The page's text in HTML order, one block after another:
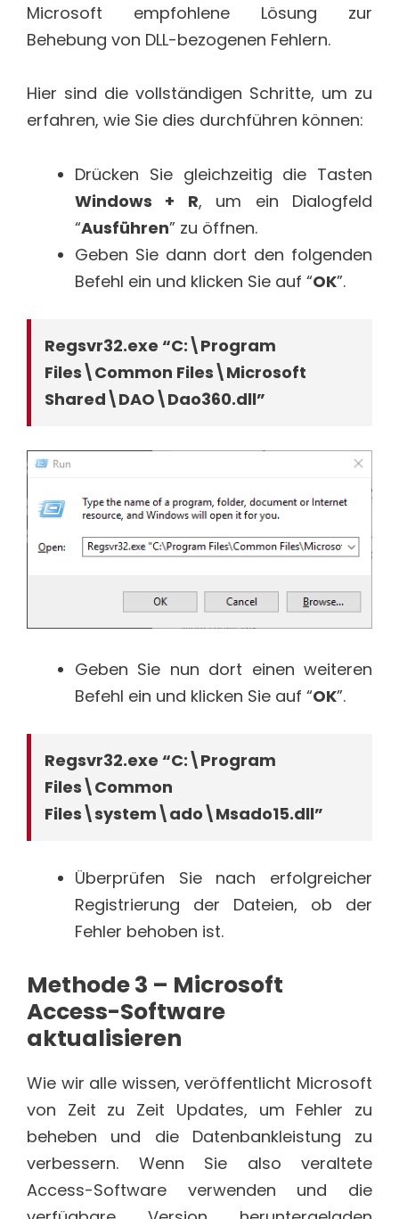
Microsoft empfohlene Lösung zur
Behebung von DLL-bezogenen Fehlern.
Hier sind die vollständigen Schritte, um zu
erfahren, wie Sie dies durchführen können:
Drücken Sie gleichzeitig die Tasten
Windows + R, um ein Dialogfeld
“Ausführen” zu öffnen.
Geben Sie dann dort den folgenden
Befehl ein und klicken Sie auf “OK”.
Regsvr32.exe “C:\Program
Files\Common Files\Microsoft
Shared\DAO\Dao360.dll”
Geben Sie nun dort einen weiteren
Befehl ein und klicken Sie auf “OK”.
Regsvr32.exe “C:\Program
Files\Common
Files\system\ado\Msado15.dll”
Überprüfen Sie nach erfolgreicher
Registrierung der Dateien, ob der
Fehler behoben ist.
Methode 3 – Microsoft
Access-Software
aktualisieren
Wie wir alle wissen, veröffentlicht Microsoft
von Zeit zu Zeit Updates, um Fehler zu
beheben und die Datenbankleistung zu
verbessern. Wenn Sie also veraltete
Access-Software verwenden und die